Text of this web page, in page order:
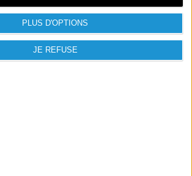
PLUS D'OPTIONS
JE REFUSE
49,00 €